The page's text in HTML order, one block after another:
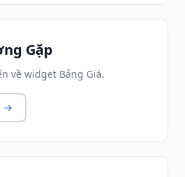
Gặp
về widget Bảng Giá.
→